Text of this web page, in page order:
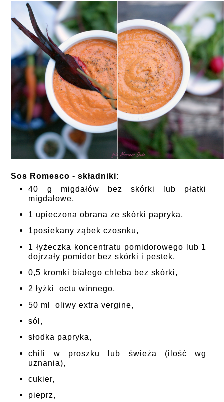
Sos Romesco - składniki:
40 g migdałów bez skórki lub płatki
migdałowe,
1 upieczona obrana ze skórki papryka,
1posiekany ząbekczosnku,
1 łyżeczka koncentratu pomidorowego lub 1
dojrzały pomidor bez skórki i pestek,
0,5 kromki białegochleba bez skórki,
2 łyżkioctu winnego,
50 ml oliwy extra vergine,
sól,
słodka papryka,
chili w proszku lub świeża (ilość wg
uznania),
cukier,
pieprz,